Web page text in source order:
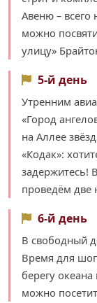
Авеню –
можно
улицу»
5-й день
Утренним
«Город
на Аллее
«Кодак»:
задержитесь!
проведём две
6-й день
В свободный
Время для
берегу
можно